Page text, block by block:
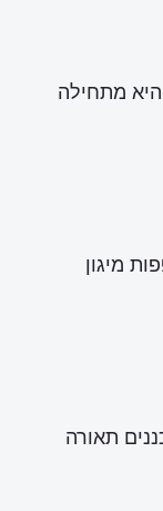
מתחילה
מיגון
תאורה